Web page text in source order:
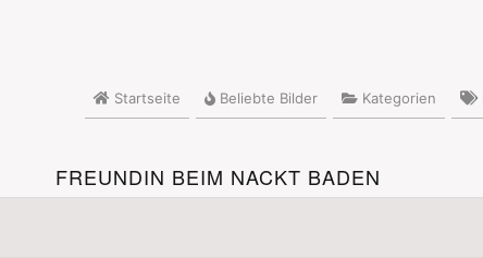
Startseite Beliebte Bilder Kategorien
FREUNDIN BEIM NACKT BADEN